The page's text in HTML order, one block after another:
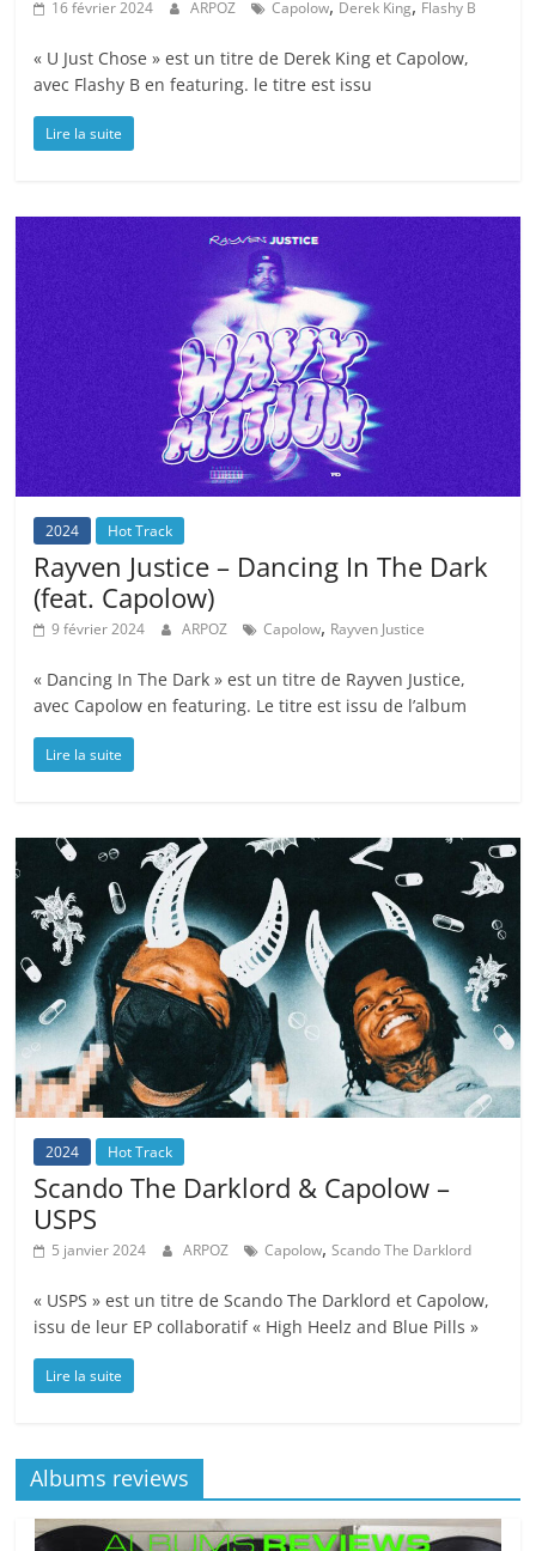
16 février 2024 ARPOZ Capolow, Derek King, Flashy B
« U Just Chose » est un titre de Derek King et Capolow,
avec Flashy B en featuring. le titre est issu
Lire la suite
2024 Hot Track
Rayven Justice – Dancing In The Dark
(feat. Capolow)
9 février 2024 ARPOZ Capolow, Rayven Justice
« Dancing In The Dark » est un titre de Rayven Justice,
avec Capolow en featuring. Le titre est issu de l’album
Lire la suite
2024 Hot Track
Scando The Darklord & Capolow –
USPS
5 janvier 2024 ARPOZ Capolow,Scando The Darklord
« USPS » est un titre de Scando The Darklord et Capolow,
issu de leur EP collaboratif « High Heelz and Blue Pills »
Lire la suite
Albums reviews